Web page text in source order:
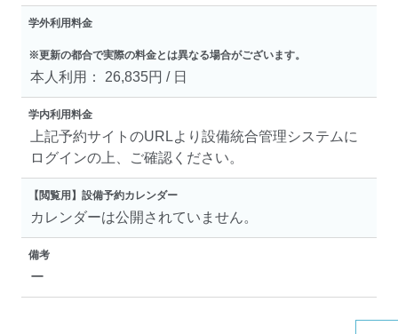
学外利用料金
※更新の都合で実際の料金とは異なる場合がございます。
本人利用： 26,835円 / 日
学内利用料金
上記予約サイトのURLより設備統合管理システムに
ログインの上、ご確認ください。
【閲覧用】設備予約カレンダー
カレンダーは公開されていません。
備考
ー